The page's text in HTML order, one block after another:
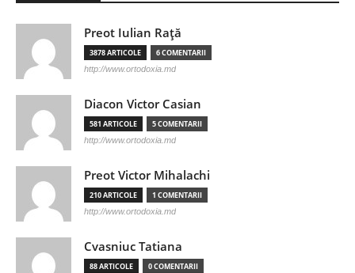
Preot Iulian Raţă
3878 ARTICOLE 6 COMENTARII
http://www.ortodoxia.md
Diacon Victor Casian
581 ARTICOLE 5 COMENTARII
http://www.ortodoxia.md
Preot Victor Mihalachi
210 ARTICOLE 1 COMENTARII
http://www.ortodoxia.md
Cvasniuc Tatiana
88 ARTICOLE 0 COMENTARII